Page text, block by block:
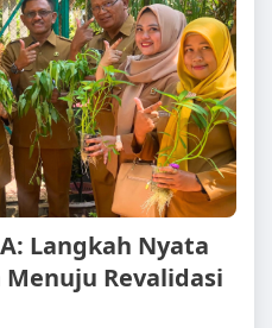
Langkah Nyata
Revalidasi